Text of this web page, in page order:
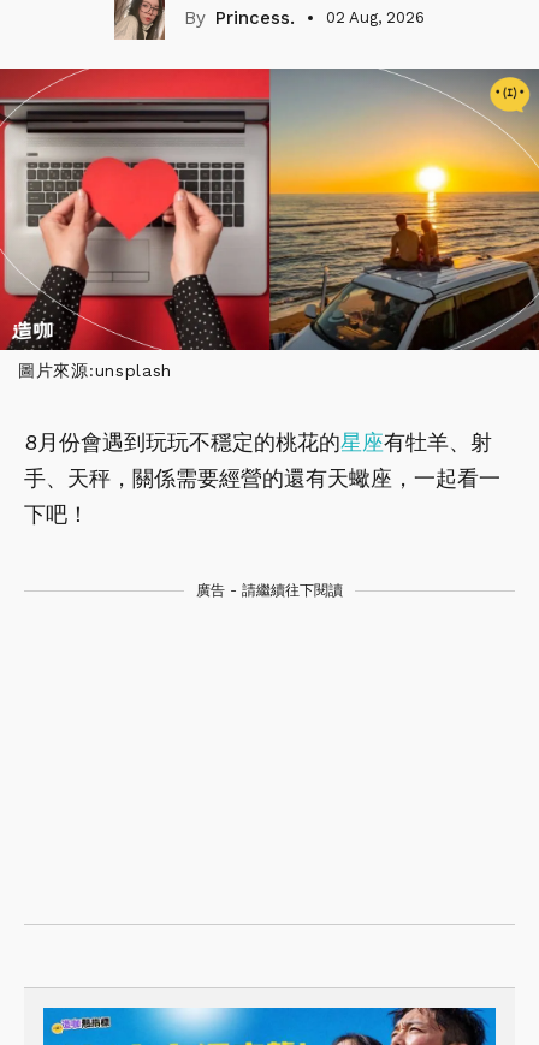
Princess. 02 Aug, 2026
圖片來源:unsplash
8月份會遇到玩玩不穩定的桃花的星座有牡羊、射
手、天秤，關係需要經營的還有天蠍座，一起看一
下吧！
廣告 - 請繼續往下閱讀